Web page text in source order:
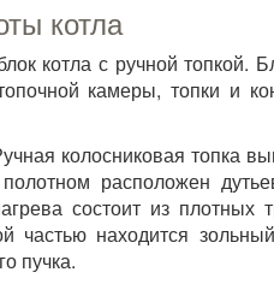
котла
котла с ручной топкой.
камеры, топки и
колосниковая топка
расположен
состоит из
частью находится
пучка.